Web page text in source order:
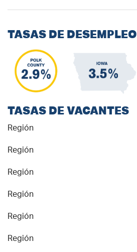
TASAS DE DESEMPLEO
TASAS DE VACANTES
Región
Región
Región
Región
Región
Región